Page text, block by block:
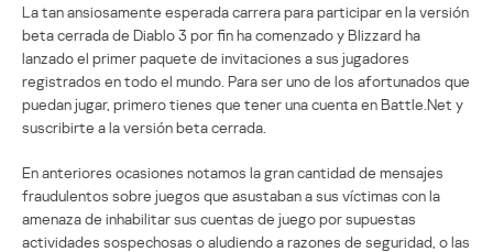
La tan ansiosamente esperada carrera para participar en la versión
beta cerrada de Diablo 3 por fin ha comenzado y Blizzard ha
lanzado el primer paquete de invitaciones a sus jugadores
registrados en todo el mundo. Para ser uno de los afortunados que
puedan jugar, primero tienes que tener una cuenta en Battle.Net y
suscribirte a la versión beta cerrada.
En anteriores ocasiones notamos la gran cantidad de mensajes
fraudulentos sobre juegos que asustaban a sus víctimas con la
amenaza de inhabilitar sus cuentas de juego por supuestas
actividades sospechosas o aludiendo a razones de seguridad, o las